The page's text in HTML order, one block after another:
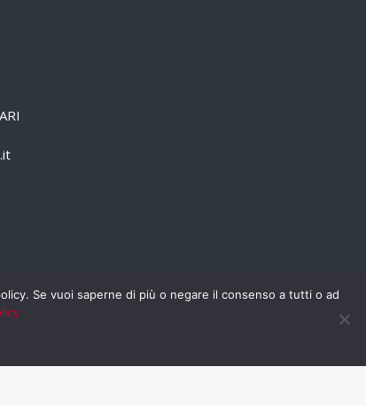
Se vuoi saperne di più o negare il consenso a tutti o ad